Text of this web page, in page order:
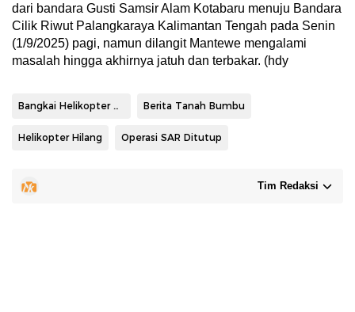
dari bandara Gusti Samsir Alam Kotabaru menuju Bandara
Cilik Riwut Palangkaraya Kalimantan Tengah pada Senin
(1/9/2025) pagi, namun dilangit Mantewe mengalami
masalah hingga akhirnya jatuh dan terbakar. (hdy
Bangkai Helikopter ditemukan Berita Tanah Bumbu
Helikopter Hilang Operasi SAR Ditutup
Tim Redaksi